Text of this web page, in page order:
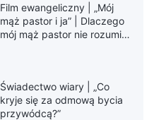
Film ewangeliczny | „Mój
mąż pastor i ja” | Dlaczego
mój mąż pastor nie rozumie
Świadectwo wiary | „Co
kryje się za odmową bycia
przywódcą?”